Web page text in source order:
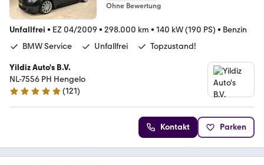
Ohne Bewertung
Unfallfrei • EZ 04/2009 • 298.000 km • 140 kW (190 PS) • Benzin
BMW Service
Unfallfrei Topzustand!
Yildiz Auto's B.V.
NL-7556 PH Hengelo
4.8 Sterne
(121)
Kontakt Parken